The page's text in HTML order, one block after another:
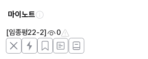
마이노트
[임종평22-2] 0